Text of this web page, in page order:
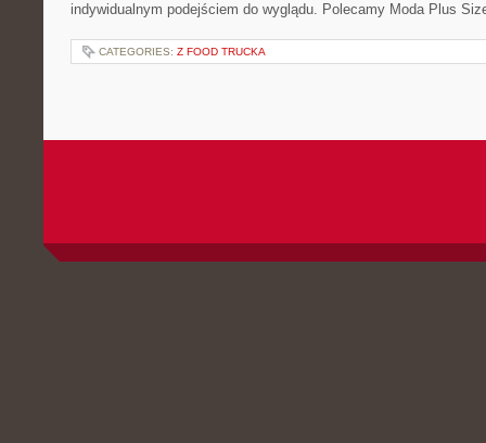
indywidualnym podejściem do wyglądu. Polecamy Moda Plus
CATEGORIES: Z FOOD TRUCKA